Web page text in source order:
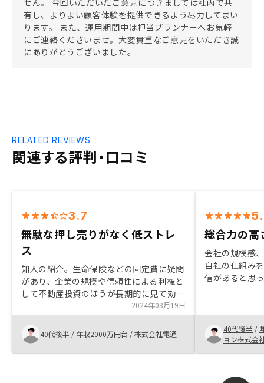
せん。 今回いただいたご意見につきましては社内で共
有し、よりよい顧客体験を提供できるよう尽力してまい
ります。 また、運用期間中は担当プランナーへお気軽
にご連絡くださいませ。大変貴重なご意見をいただき誠
にありがとうございました。
関連する評判・口コミ
RELATED REVIEWS
3.7
無駄な押し売りがなく低ストレ
ス
知人の紹介。生命保険などの固定費に疑問
があり、企業の規模や信頼性による利権と
して不動産投資のほうが長期的に見て効率
が良いと判断した。純粋比較で、他の非礼
な不動産投資の売り込みの不信感や不快感
がなかった。RENOSY、というよりも、不
動産投資を実施する際に必要な書類対応
は、同じことを複数回記載する無駄な時間
2024年03月19日
40代後半 / 年収2000万円台 /株式会社電通
総合力の高
会社の規模感
自社の仕組み
信があると思
ある方は信用
んはそういう
40代後半 /
ョン株式会